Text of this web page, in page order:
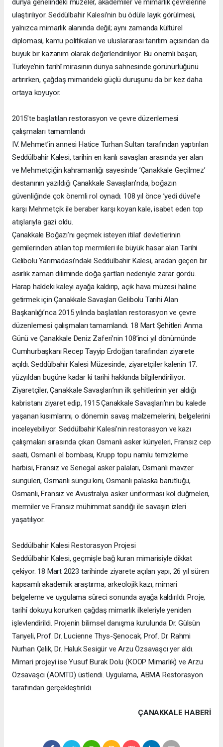
dünya genelindeki müzeler, akademiler ve mimarlık çevrelerine
ulaştırılıyor. Seddülbahir Kalesi’nin bu ödüle layık görülmesi,
yalnızca mimarlık alanında değil; aynı zamanda kültürel
diplomasi, kamu politikaları ve uluslararası tanıtım açısından da
büyük bir kazanım olarak değerlendiriliyor. Bu önemli başarı,
Türkiye’nin tarihî mirasının dünya sahnesinde görünürlüğünü
artırırken, çağdaş mimarideki güçlü duruşunu da bir kez daha
ortaya koyuyor.
2015’te başlatılan restorasyon ve çevre düzenlemesi
çalışmaları tamamlandı
IV. Mehmet’in annesi Hatice Turhan Sultan tarafından yaptırılan
Seddülbahir Kalesi, tarihin en kanlı savaşları arasında yer alan
ve Mehmetçiğin kahramanlığı sayesinde ’Çanakkale Geçilmez’
destanının yazıldığı Çanakkale Savaşları’nda, boğazın
güvenliğinde çok önemli rol oynadı. 108 yıl önce ’yedi düvel’e
karşı Mehmetçik ile beraber karşı koyan kale, isabet eden top
atışlarıyla gazi oldu.
Çanakkale Boğazı’nı geçmek isteyen itilaf devletlerinin
gemilerinden atılan top mermileri ile büyük hasar alan Tarihi
Gelibolu Yarımadası’ndaki Seddülbahir Kalesi, aradan geçen bir
asırlık zaman diliminde doğa şartları nedeniyle zarar gördü.
Harap haldeki kaleyi ayağa kaldırıp, açık hava müzesi haline
getirmek için Çanakkale Savaşları Gelibolu Tarihi Alan
Başkanlığı’nca 2015 yılında başlatılan restorasyon ve çevre
düzenlemesi çalışmaları tamamlandı. 18 Mart Şehitleri Anma
Günü ve Çanakkale Deniz Zaferi’nin 108’inci yıl dönümünde
Cumhurbaşkanı Recep Tayyip Erdoğan tarafından ziyarete
açıldı. Seddülbahir Kalesi Müzesinde, ziyaretçiler kalenin 17.
yüzyıldan bugüne kadar ki tarihi hakkında bilgilendiriliyor.
Ziyaretçiler, Çanakkale Savaşları’nın ilk şehitlerinin yer aldığı
kabristanı ziyaret edip, 1915 Çanakkale Savaşları’nın bu kalede
yaşanan kısımlarını, o dönemin savaş malzemelerini, belgelerini
inceleyebiliyor. Seddülbahir Kalesi’nin restorasyon ve kazı
çalışmaları sırasında çıkan Osmanlı asker künyeleri, Fransız cep
saati, Osmanlı el bombası, Krupp topu namlu temizleme
harbisi, Fransız ve Senegal asker palaları, Osmanlı mavzer
süngüleri, Osmanlı süngü kını, Osmanlı palaska barutluğu,
Osmanlı, Fransız ve Avustralya asker üniforması kol düğmeleri,
mermiler ve Fransız mühimmat sandığı ile savaşın izleri
yaşatılıyor.
Seddülbahir Kalesi Restorasyon Projesi
Seddülbahir Kalesi, geçmişle bağ kuran mimarisiyle dikkat
çekiyor. 18 Mart 2023 tarihinde ziyarete açılan yapı, 26 yıl süren
kapsamlı akademik araştırma, arkeolojik kazı, mimari
belgeleme ve uygulama süreci sonunda ayağa kaldırıldı. Proje,
tarihî dokuyu korurken çağdaş mimarlık ilkeleriyle yeniden
işlevlendirildi. Projenin bilimsel danışma kurulunda Dr. Gülsün
Tanyeli, Prof. Dr. Lucienne Thys-Şenocak, Prof. Dr. Rahmi
Nurhan Çelik, Dr. Haluk Sesigür ve Arzu Özsavaşcı yer aldı.
Mimari projeyi ise Yusuf Burak Dolu (KOOP Mimarlık) ve Arzu
Özsavaşcı (AOMTD) üstlendi. Uygulama, ABMA Restorasyon
tarafından gerçekleştirildi.
ÇANAKKALE HABERİ